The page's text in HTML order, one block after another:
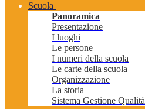
Scuola
Panoramica
Presentazione
I luoghi
Le persone
I numeri della scuola
Le carte della scuola
Organizzazione
La storia
Sistema Gestione Qualità